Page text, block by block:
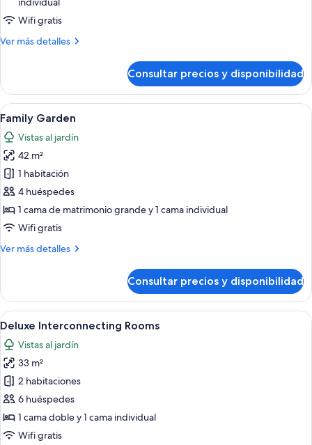
King
Bed
Trundle
Bed
and
Bunk
Bed)
Wifi gratis
Ver más detalles
Más
Studio
(1
King
Bed
and
Trundle
Bed
and
Bunk
Bed)
Consultar precios y disponibilidad
Abrir
todas
las
fotos
de
Family
Garden
Habitación de hotel con dos camas,
5
Family Garden
Vistas al jardín
42 m²
1 habitación
4 huéspedes
1 cama de matrimonio grande y 1 cama individual
Wifi gratis
Ver más detalles
Más
Garden
Consultar precios y disponibilidad
Abrir
todas
las
fotos
de
Deluxe
Interconnecting
Rooms
Habitación de hotel con una cama
4
Deluxe Interconnecting Rooms
Vistas al jardín
33 m²
2 habitaciones
6 huéspedes
1 cama doble y 1 cama individual
Wifi gratis